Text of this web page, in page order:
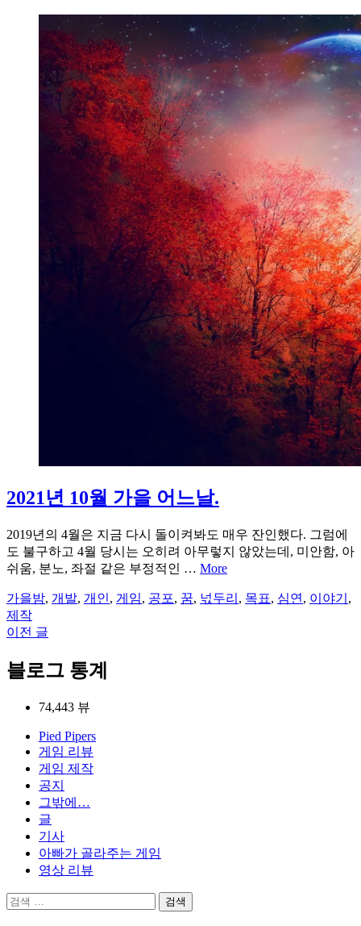
2021년 10월 가을 어느날.
2019년의 4월은 지금 다시 돌이켜봐도 매우 잔인했다. 그럼에
도 불구하고 4월 당시는 오히려 아무렇지 않았는데, 미안함, 아
쉬움, 분노, 좌절 같은 부정적인 … More
가을밤, 개발, 개인, 게임, 공포, 꿈, 넋두리 , 목표, 심연 , 이야기 ,
제작
글
탐
이전 글
블로그 통계
74,443 뷰
Pied Pipers
게임 리뷰
게임 제작
공지
그밖에…
글
기사
아빠가 골라주는 게임
영상 리뷰
검